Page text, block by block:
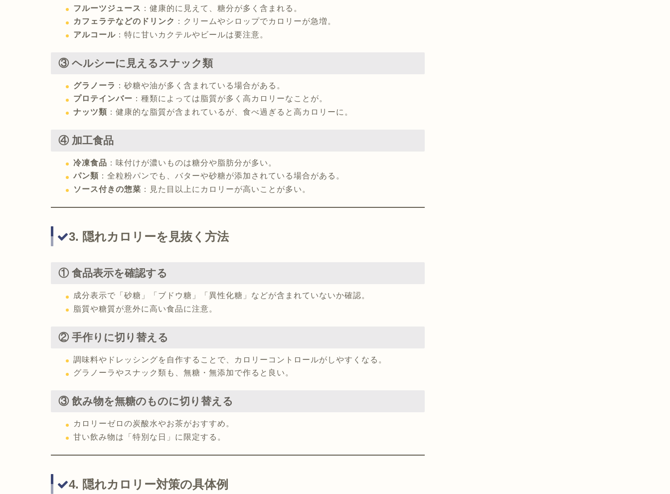
フルーツジュース ：健康的に見えて、糖分が多く含まれる。
カフェラテなどのドリンク ：クリームやシロップでカロリーが急増。
アルコール ：特に甘いカクテルやビールは要注意。
③ ヘルシーに見えるスナック類
グラノーラ ：砂糖や油が多く含まれている場合がある。
プロテインバー ：種類によっては脂質が多く高カロリーなことが。
ナッツ類 ：健康的な脂質が含まれているが、食べ過ぎると高カロリーに。
④ 加工食品
冷凍食品 ：味付けが濃いものは糖分や脂肪分が多い。
パン類 ：全粒粉パンでも、バターや砂糖が添加されている場合がある。
ソース付きの惣菜 ：見た目以上にカロリーが高いことが多い。
3. 隠れカロリーを見抜く方法
① 食品表示を確認する
成分表示で「砂糖」「ブドウ糖」「異性化糖」などが含まれていないか確認。
脂質や糖質が意外に高い食品に注意。
② 手作りに切り替える
調味料やドレッシングを自作することで、カロリーコントロールがしやすくなる。
グラノーラやスナック類も、無糖・無添加で作ると良い。
③ 飲み物を無糖のものに切り替える
カロリーゼロの炭酸水やお茶がおすすめ。
甘い飲み物は「特別な日」に限定する。
4. 隠れカロリー対策の具体例